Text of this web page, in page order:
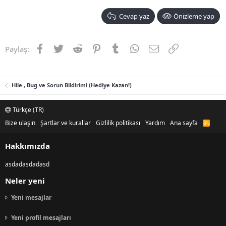
Cevap yaz Önizleme yap
Paylaş: Facebook
TwitterReddit PinterestTumblrWhatsApp
E-postaLink
Hile , Bug ve Sorun Bildirimi (Hediye Kazan!)
Türkçe (TR)
Bize ulaşın Şartlar ve kurallar Gizlilik politikası Yardım Ana sayfa
R
S
Hakkımızda
asdadasdadasd
Neler yeni
Yeni mesajlar
Yeni profil mesajları